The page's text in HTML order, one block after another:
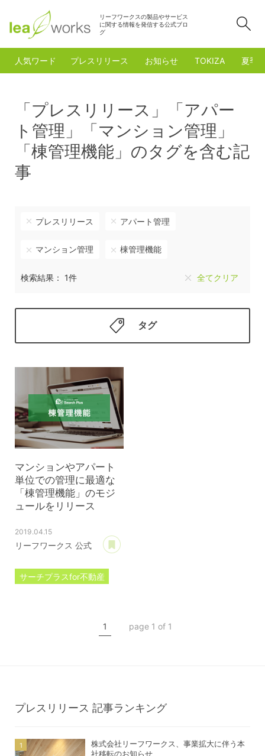
リーフワークスの製品やサービス
に関する情報を発信する公式ブロ
グ
人気ワード プレスリリース お知らせ TOKIZA 夏季
「プレスリリース」「アパー
ト管理」「マンション管理」
「棟管理機能」のタグを含む記
事
プレスリリース アパート管理
マンション管理 棟管理機能
検索結果： 1件 全てクリア
タグ
マンションやアパート
単位での管理に最適な
「棟管理機能」のモジ
ュールをリリース
2019.04.15
リーフワークス 公式
サーチプラスfor不動産
1 page 1 of 1
プレスリリース 記事ランキング
株式会社リーフワークス、事業拡大に伴う本
社移転のお知らせ